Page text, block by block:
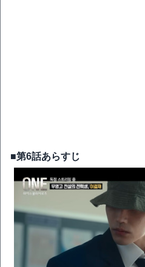
■第6話あらすじ